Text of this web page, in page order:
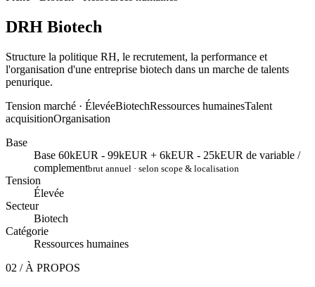
DRH Biotech
Structure la politique RH, le recrutement, la performance et
l'organisation d'une entreprise biotech dans un marche de talents
penurique.
Tension marché · ÉlevéeBiotechRessources humainesTalent
acquisitionOrganisation
Base
Base 60kEUR - 99kEUR + 6kEUR - 25kEUR de variable /
complementbrut annuel · selon scope & localisation
Tension
Élevée
Secteur
Biotech
Catégorie
Ressources humaines
02 / À PROPOS